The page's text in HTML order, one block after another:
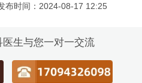
布时间：2024-08-17 12:25
生与您一对一交流